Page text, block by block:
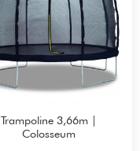
Trampoline 3,66m |
Colosseum